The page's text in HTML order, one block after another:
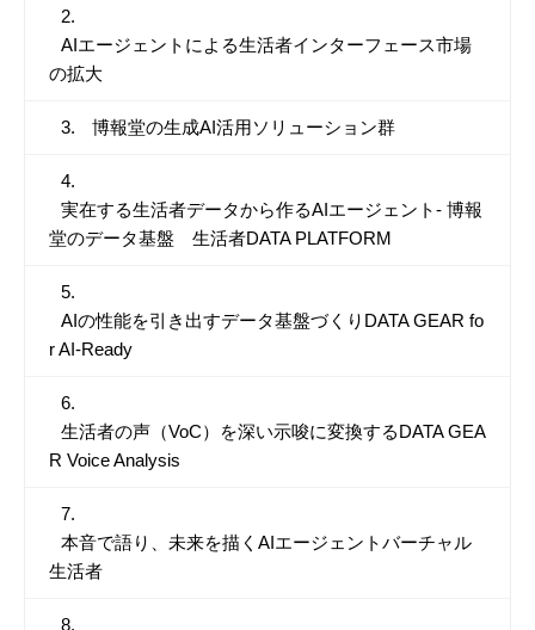
AIエージェントによる生活者インターフェース市場
の拡大
博報堂の生成AI活用ソリューション群
実在する生活者データから作るAIエージェント- 博報
堂のデータ基盤 生活者DATA PLATFORM
AIの性能を引き出すデータ基盤づくりDATA GEAR fo
r AI-Ready
生活者の声（VoC）を深い示唆に変換するDATA GEA
R Voice Analysis
本音で語り、未来を描くAIエージェントバーチャル
生活者